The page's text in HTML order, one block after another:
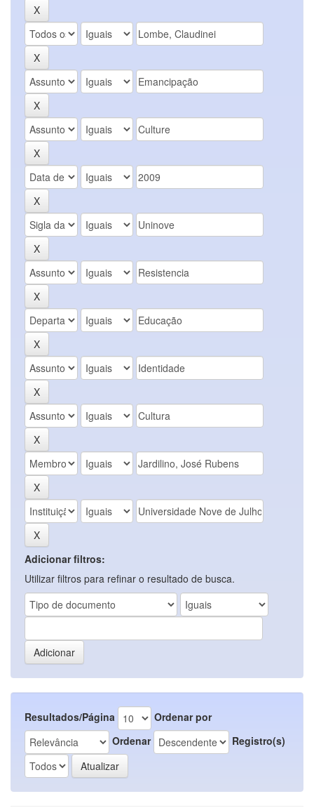
Adicionar filtros:
Utilizar filtros para refinar o resultado de busca.
Resultados/Página
Ordenar por
Ordenar
Registro(s)